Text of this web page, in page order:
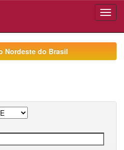
Nordeste do Brasil